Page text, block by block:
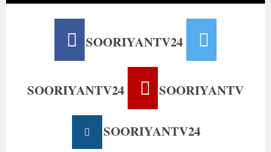
SOORIYANTV24
SOORIYANTV24 SOORIYANTV
SOORIYANTV24